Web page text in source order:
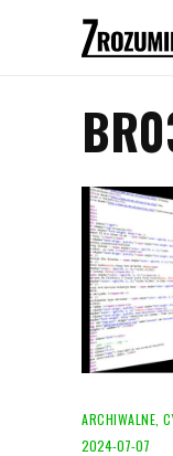
ARCHIWALNE
2024-07-07